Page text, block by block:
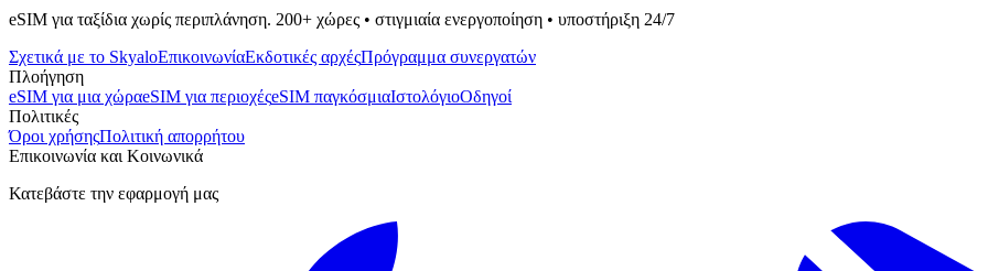
eSIM για ταξίδια χωρίς περιπλάνηση. 200+ χώρες • στιγμιαία ενεργοποίηση • υποστήριξη 24/7
Σχετικά με το SkyaloΕπικοινωνίαΕκδοτικές αρχέςΠρόγραμμα συνεργατών
Πλοήγηση
eSIM για μια χώραeSIM για περιοχέςeSIM παγκόσμιαΙστολόγιοΟδηγοί
Πολιτικές
Όροι χρήσηςΠολιτική απορρήτου
Επικοινωνία και Κοινωνικά
Κατεβάστε την εφαρμογή μας